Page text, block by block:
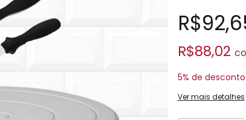
R$88,02
5% de desconto
Ver mais detalhes